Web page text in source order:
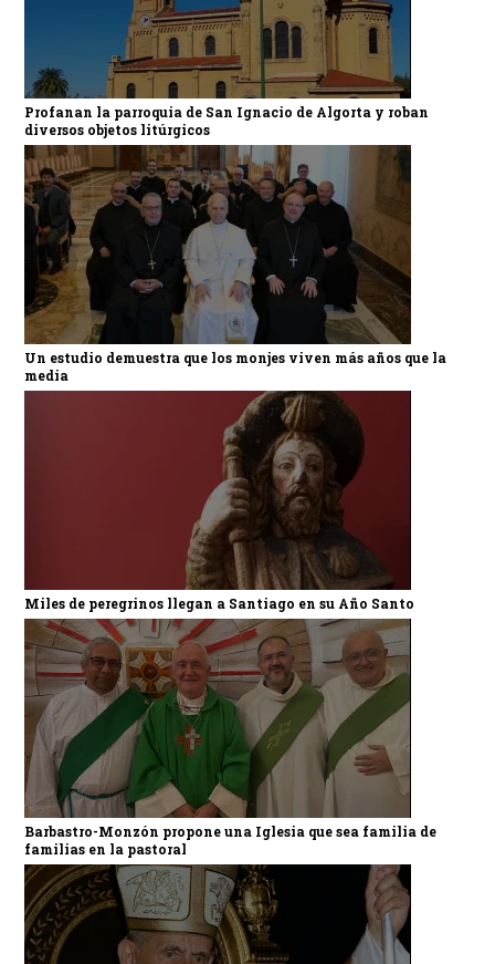
Profanan la parroquia de San Ignacio de Algorta y roban
diversos objetos litúrgicos
Un estudio demuestra que los monjes viven más años que la
media
Miles de peregrinos llegan a Santiago en su Año Santo
Barbastro-Monzón propone una Iglesia que sea familia de
familias en la pastoral